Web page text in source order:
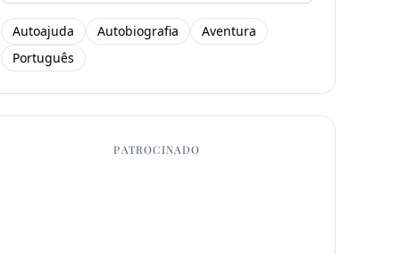
Autoajuda Autobiografia
Aventura
Português
PATROCINADO